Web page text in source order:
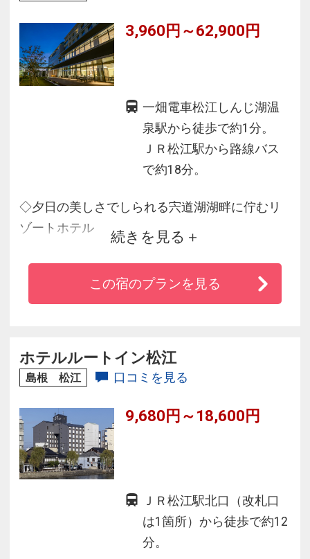
3,960円～62,900円
一畑電車松江しんじ湖温
泉駅から徒歩で約1分。
ＪＲ松江駅から路線バス
で約18分。
◇夕日の美しさでしられる宍道湖湖畔に佇むリ
ゾートホテル
◇シェフによるライブキッチン含むレイクビュ
ーのオールデイバイキングが自慢♪
◇最上階の展望温泉大浴場は宍道湖の眺望と温
続きを見る
この宿のプランを見る
ホテルルートイン松江
島根 松江 口コミを見る
9,680円～18,600円
ＪＲ松江駅北口（改札口
は1箇所）から徒歩で約12
分。